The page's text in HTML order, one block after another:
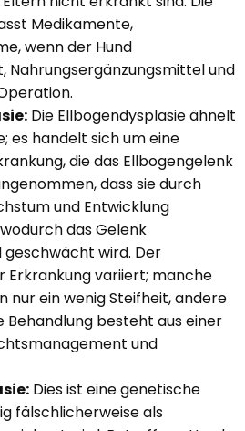
Medikamente,
wenn der Hund
Nahrungsergänzungsmittel und
Die Ellbogendysplasie ähnelt
es handelt sich um eine
die das Ellbogengelenk
dass sie durch
und Entwicklung
das Gelenk
geschwächt wird. Der
Erkrankung variiert; manche
nur ein wenig Steifheit, andere
Behandlung besteht aus einer
und
Dies ist eine genetische
fälschlicherweise als